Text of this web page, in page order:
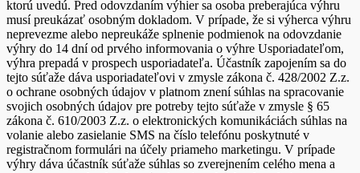
ktorú uvedú. Pred odovzdaním výhier sa osoba preberajúca výhru
musí preukázať osobným dokladom. V prípade, že si výherca výhru
neprevezme alebo nepreukáže splnenie podmienok na odovzdanie
výhry do 14 dní od prvého informovania o výhre Usporiadateľom,
výhra prepadá v prospech usporiadateľa. Účastník zapojením sa do
tejto súťaže dáva usporiadateľovi v zmysle zákona č. 428/2002 Z.z.
o ochrane osobných údajov v platnom znení súhlas na spracovanie
svojich osobných údajov pre potreby tejto súťaže v zmysle § 65
zákona č. 610/2003 Z.z. o elektronických komunikáciách súhlas na
volanie alebo zasielanie SMS na číslo telefónu poskytnuté v
registračnom formulári na účely priameho marketingu. V prípade
výhry dáva účastník súťaže súhlas so zverejnením celého mena a